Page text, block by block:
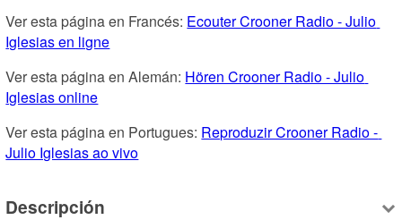
Ver esta página en Francés: Ecouter Crooner Radio - Julio
Iglesias en ligne
Ver esta página en Alemán: Hören Crooner Radio - Julio
Iglesias online
Ver esta página en Portugues: Reproduzir Crooner Radio -
Julio Iglesias ao vivo
Descripción